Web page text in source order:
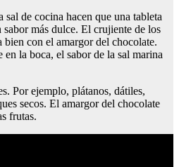
de cocina hacen que una tableta
más dulce. El crujiente de los
bien con el amargor del chocolate.
la boca, el sabor de la sal marina
Por ejemplo, plátanos, dátiles,
secos. El amargor del chocolate
frutas.